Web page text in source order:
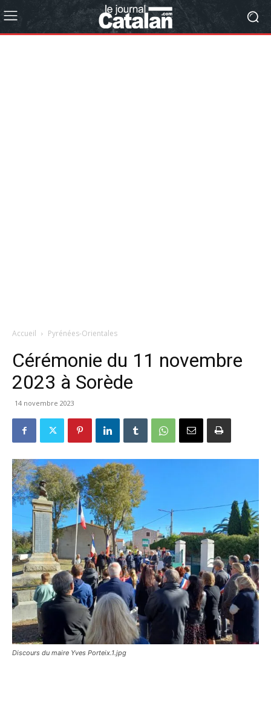
Accueil Pyrénées-Orientales
Cérémonie du 11 novembre
2023 à Sorède
14 novembre 2023
Discours du maire Yves Porteix.1.jpg